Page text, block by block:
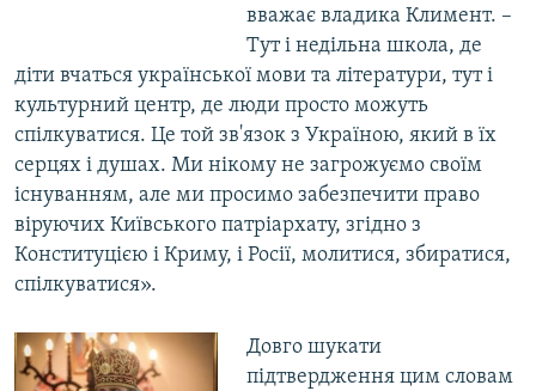
вважає владика Климент. –
Тут і недільна школа, де
діти вчаться української мови та літератури, тут і
культурний центр, де люди просто можуть
спілкуватися. Це той зв'язок з Україною, який в їх
серцях і душах. Ми нікому не загрожуємо своїм
існуванням, але ми просимо забезпечити право
віруючих Київського патріархату, згідно з
Конституцією і Криму, і Росії, молитися, збиратися,
спілкуватися».
Довго шукати
підтвердження цим словам